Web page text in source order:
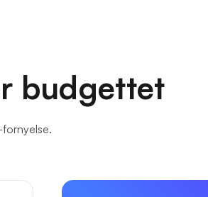
budgettet